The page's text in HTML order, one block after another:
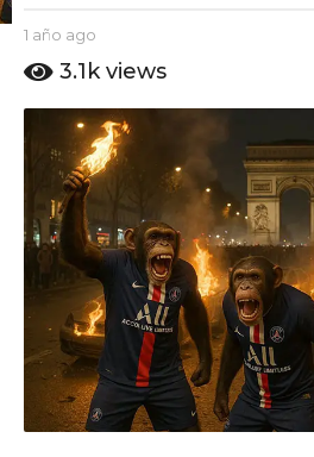
1
a
b
E
A
m
1 año ago
ñ
a
g
o
3.1k views